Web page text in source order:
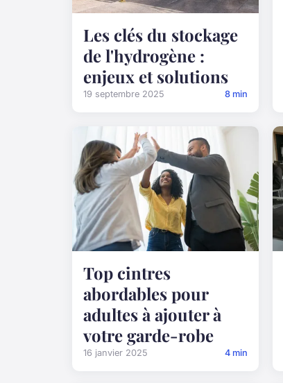
Les clés du stockage
de l'hydrogène :
enjeux et solutions
19 septembre 2025 8 min
Top cintres
abordables pour
adultes à ajouter à
votre garde-robe
16 janvier 2025 4 min